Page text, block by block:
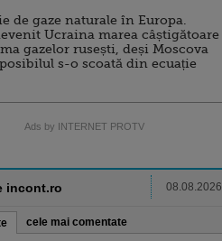
de gaze naturale în Europa.
Ucraina marea câștigătoare
gazelor rusești, deși Moscova
s-o scoată din ecuație
Ads by INTERNET PROTV
incont.ro 08.08.2026
cele mai comentate